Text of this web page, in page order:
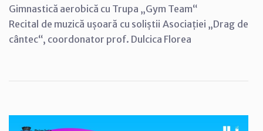
Gimnastică aerobică cu Trupa „Gym Team“
Recital de muzică ușoară cu soliștii Asociației „Drag de
cântec“, coordonator prof. Dulcica Florea